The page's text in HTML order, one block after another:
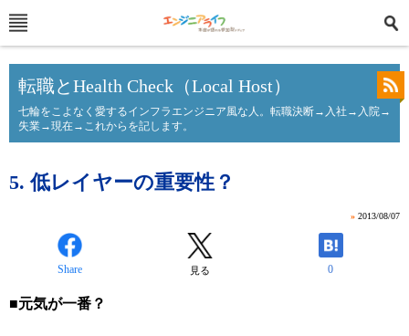
転職とHealth Check（Local Host）
七輪をこよなく愛するインフラエンジニア風な人。転職決断→入社→入院→
失業→現在→これからを記します。
5. 低レイヤーの重要性？
» 2013/08/07
Share 見る 0
■元気が一番？